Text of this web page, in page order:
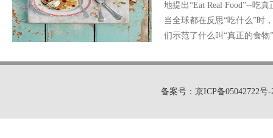
地提出“Eat Real Food”--吃
当全球都在反思“吃什么”时
们示范了什么叫“真正的
备案号：京ICP备05042722